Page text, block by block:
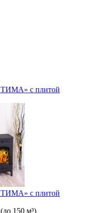
с плитой
с плитой
150 м³)